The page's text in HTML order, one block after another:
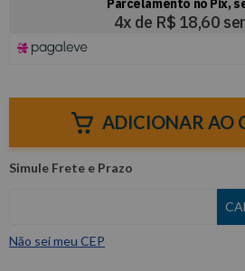
ADICIONAR AO
Não sei meu CEP